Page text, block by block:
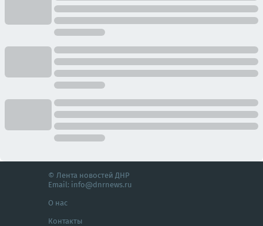
© Лента новостей ДНР
Email: info@dnrnews.ru
О нас
Контакты